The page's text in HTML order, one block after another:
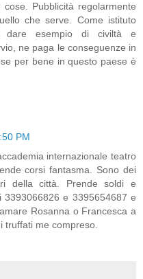
Pubblicità regolarmente
che serve. Come istituto
dare esempio di civiltà e
ne paga le conseguenze in
per bene in questo paese è
PM
internazionale teatro
corsi fantasma. Sono dei
della città. Prende soldi e
e 3395654687 e
Rosanna o Francesca a
truffati me compreso.